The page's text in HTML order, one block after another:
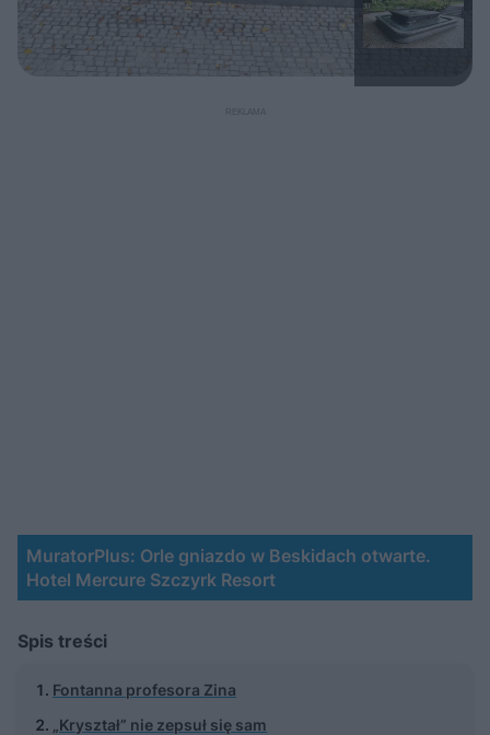
MuratorPlus: Orle gniazdo w Beskidach otwarte.
Hotel Mercure Szczyrk Resort
Spis treści
Fontanna profesora Zina
„Kryształ” nie zepsuł się sam